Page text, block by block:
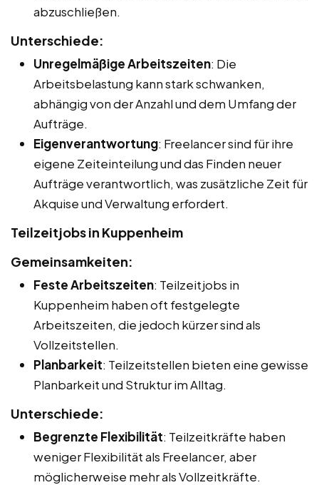
abzuschließen.
Unterschiede:
Unregelmäßige Arbeitszeiten: Die
Arbeitsbelastung kann stark schwanken,
abhängig von der Anzahl und dem Umfang der
Aufträge.
Eigenverantwortung: Freelancer sind für ihre
eigene Zeiteinteilung und das Finden neuer
Aufträge verantwortlich, was zusätzliche Zeit für
Akquise und Verwaltung erfordert.
Teilzeitjobs in Kuppenheim
Gemeinsamkeiten:
Feste Arbeitszeiten: Teilzeitjobs in
Kuppenheim haben oft festgelegte
Arbeitszeiten, die jedoch kürzer sind als
Vollzeitstellen.
Planbarkeit: Teilzeitstellen bieten eine gewisse
Planbarkeit und Struktur im Alltag.
Unterschiede:
Begrenzte Flexibilität: Teilzeitkräfte haben
weniger Flexibilität als Freelancer, aber
möglicherweise mehr als Vollzeitkräfte.